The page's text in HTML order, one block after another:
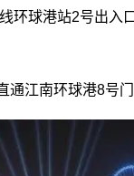
环球港站2号出入
通江南环球港8号门